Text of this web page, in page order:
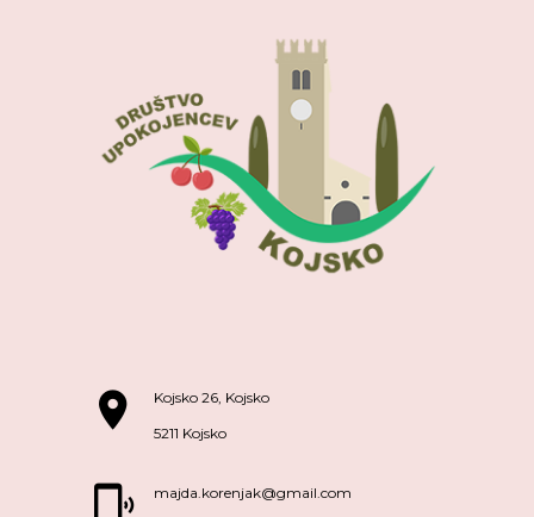
Kojsko 26, Kojsko
5211 Kojsko
majda.korenjak@gmail.com